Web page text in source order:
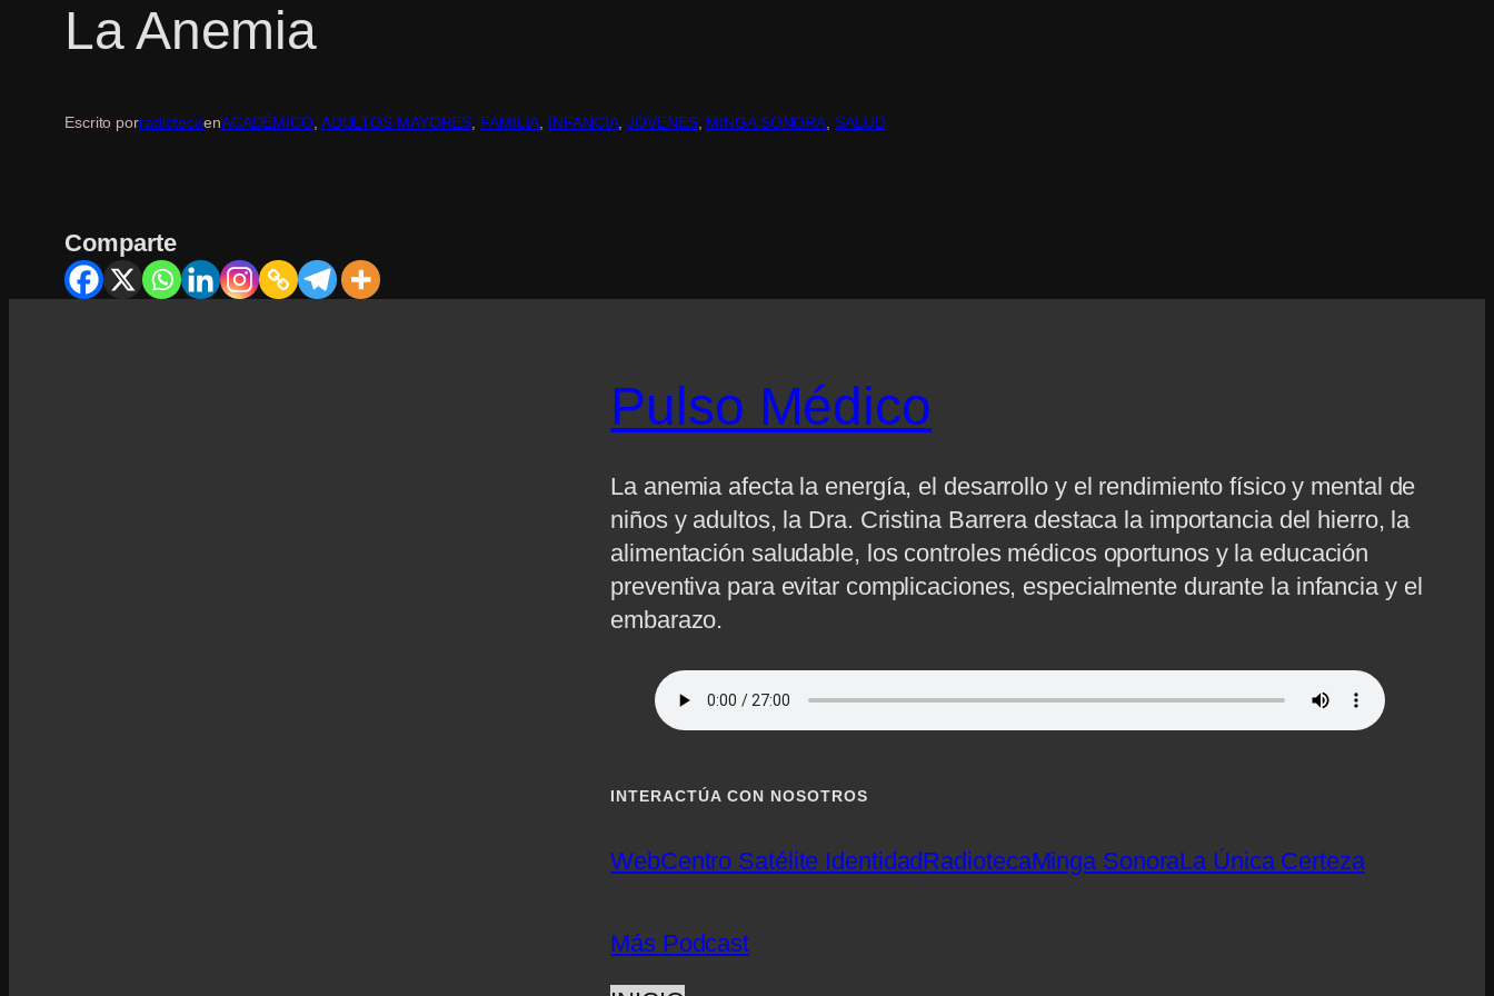
La Anemia
Escrito porradiotecaenACADÉMICO, ADULTOS MAYORES, FAMILIA, INFANCIA, JÓVENES, MINGA SONORA, SALUD
Comparte
Pulso Médico
La anemia afecta la energía, el desarrollo y el rendimiento físico y mental de
niños y adultos, la Dra. Cristina Barrera destaca la importancia del hierro, la
alimentación saludable, los controles médicos oportunos y la educación
preventiva para evitar complicaciones, especialmente durante la infancia y el
embarazo.
INTERACTÚA CON NOSOTROS
WebCentro Satélite IdentidadRadiotecaMinga SonoraLa Única Certeza
Más Podcast